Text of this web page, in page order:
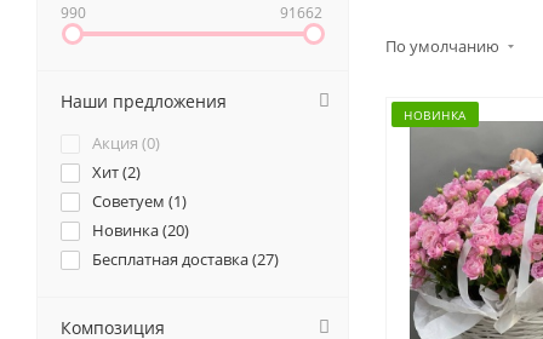
По умолчанию
НОВИНКА
990 91662
Наши предложения
Акция (0)
Хит (2)
Советуем (1)
Новинка (20)
Бесплатная доставка (27)
Композиция